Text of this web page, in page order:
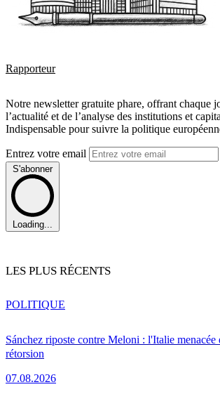
Rapporteur
Notre newsletter gratuite phare, offrant chaque
l’actualité et de l’analyse des institutions et
Indispensable pour suivre la politique
Entrez votre email
S'abonner
Loading...
LES PLUS RÉCENTS
Sánchez riposte contre Meloni : l'Italie menacée
rétorsion
07.08.2026
POLITIQUE